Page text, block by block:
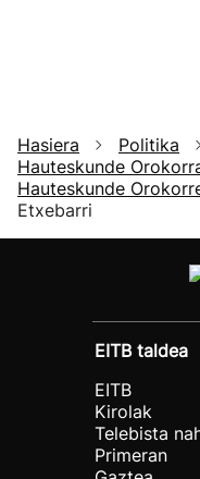
Hasiera Politika
Hauteskunde
Hauteskunde
Etxebarri
EITB taldea
EITB
Kirolak
Telebista
Primeran